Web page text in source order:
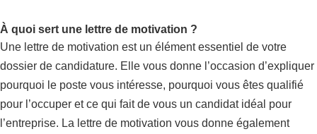
À quoi sert une lettre de motivation ?
Une lettre de motivation est un élément essentiel de votre
dossier de candidature. Elle vous donne l’occasion d’expliquer
pourquoi le poste vous intéresse, pourquoi vous êtes qualifié
pour l’occuper et ce qui fait de vous un candidat idéal pour
l’entreprise. La lettre de motivation vous donne également